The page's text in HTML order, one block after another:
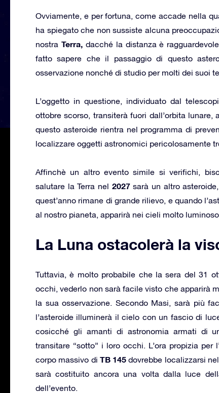
Ovviamente, e per fortuna, come accade nella
ha spiegato che non sussiste alcuna
nostra Terra,dacché la distanza è
fatto sapere che il passaggio di questo
osservazione nonché di studio per molti dei suoi
L’oggetto in questione, individuato dal
ottobre scorso, transiterà fuori dall’orbita
questo asteroide rientra nel programma di
localizzare oggetti astronomici pericolosamente
Affinchè un altro evento simile si verifichi,
salutare la Terra nel 2027sarà un altro
quest’anno rimane di grande rilievo, e quando
al nostro pianeta, apparirà nei cieli molto
La Luna ostacolerà la
Tuttavia, è molto probabile che la sera del 31
occhi, vederlo non sarà facile visto che apparirà
la sua osservazione. Secondo Masi, sarà più
l’asteroide illuminerà il cielo con un fascio di
cosicché gli amanti di astronomia armati di
transitare “sotto” i loro occhi. L’ora propizia
corpo massivo di TB 145 dovrebbe localizzarsi
sarà costituito ancora una volta dalla luce
dell’evento.